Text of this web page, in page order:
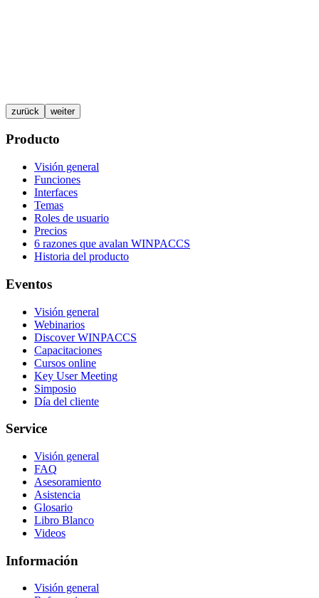
zurück weiter
Producto
Visión general
Funciones
Interfaces
Temas
Roles de usuario
Precios
6 razones que avalan WINPACCS
Historia del producto
Eventos
Visión general
Webinarios
Discover WINPACCS
Capacitaciones
Cursos online
Key User Meeting
Simposio
Día del cliente
Service
Visión general
FAQ
Asesoramiento
Asistencia
Glosario
Libro Blanco
Videos
Información
Visión general